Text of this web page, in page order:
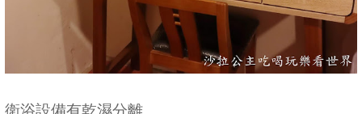
衛浴設備有乾濕分離